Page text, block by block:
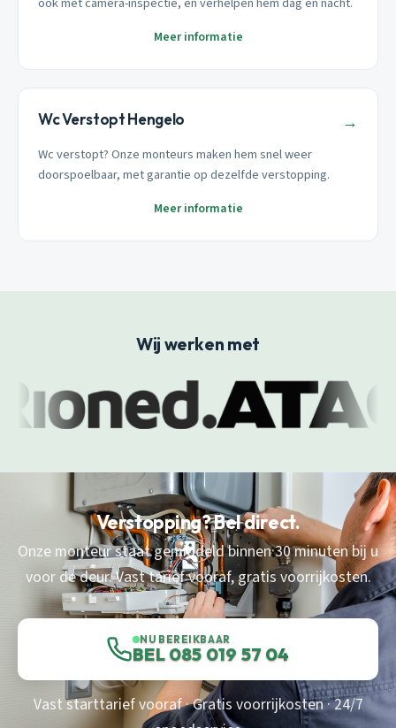
Meer informatie
Wc Verstopt Hengelo →
Wc verstopt? Onze monteurs maken hem snel weer
doorspoelbaar, met garantie op dezelfde verstopping.
Meer informatie
Wij werken met
Verstopping? Bel direct.
Onze monteur staat gemiddeld binnen 30 minuten bij u
voor de deur. Vast tarief vooraf, gratis voorrijkosten.
NU BEREIKBAAR
BEL 085 019 57 04
Vast starttarief vooraf · Gratis voorrijkosten · 24/7